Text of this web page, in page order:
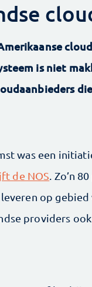
is niet
was een
de NOS . Zo’n
op
providers